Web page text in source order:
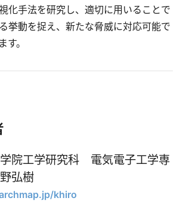
化手法を研究し、適切に用いることで
挙動を捉え、新たな脅威に対応可能で
す。
院工学研究科 電気電子工学専
弘樹
khiro